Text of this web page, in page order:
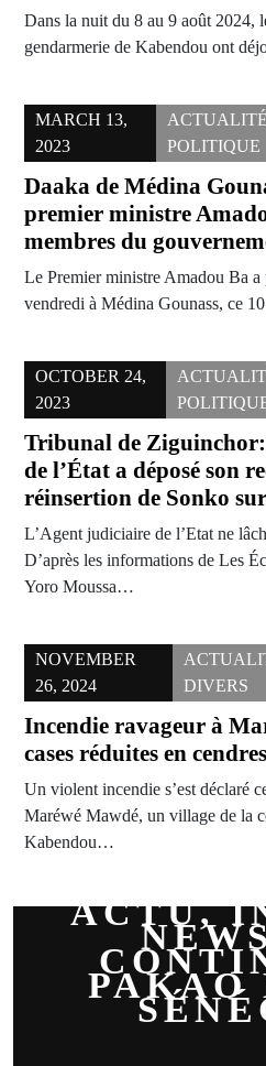
Dans la nuit du 8 au 9 août 2024,
gendarmerie de Kabendou ont
MARCH 13,
2023
ACTUALITÉ
POLITIQUE
Daaka de Médina
premier ministre
membres du
Le Premier ministre Amadou Ba a
vendredi à Médina Gounass, ce
OCTOBER 24,
2023
Tribunal de
de l’État a déposé son
réinsertion de Sonko
L’Agent judiciaire de l’Etat ne
D’après les informations de Les
Yoro Moussa…
NOVEMBER
26, 2024
DIVERS
Incendie ravageur à
cases réduites en cendres
Un violent incendie s’est déclaré
Maréwé Mawdé, un village de la
Kabendou…
ACTU,
PAKAO